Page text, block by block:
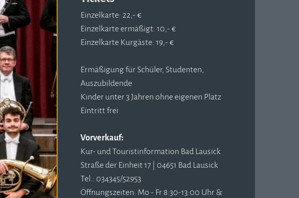
Einzelkarte: 22,- €
Einzelkarte ermäßigt: 10,- €
Einzelkarte Kurgäste: 19,- €
Ermäßigung für Schüler, Studenten,
Auszubildende
Kinder unter 3 Jahren ohne eigenen Platz
Eintritt frei
Vorverkauf:
Kur- und Touristinformation Bad Lausick
Straße der Einheit 17 | 04651 Bad Lausick
Tel.: 034345/52953
Öffnungszeiten: Mo - Fr 8:30-13:00 Uhr &